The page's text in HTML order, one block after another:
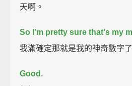
天啊。
So I'm pretty sure that's my
我滿確定那就是我的神奇數字了
Good.